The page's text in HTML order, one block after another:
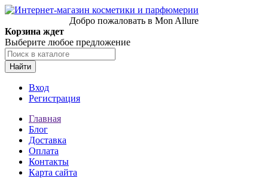
Добро пожаловать в Mon Allure
Корзина ждет
Выберите любое предложение
Найти
Вход
Регистрация
Главная
Блог
Доставка
Оплата
Контакты
Карта сайта